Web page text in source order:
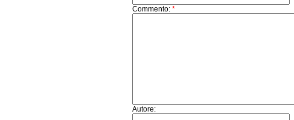
Commento: *
Autore: